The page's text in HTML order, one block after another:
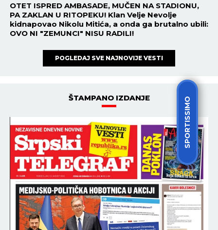
SPORTISSIMO
OTET ISPRED AMBASADE, MUČEN NA STADIONU,
PA ZAKLAN U RITOPEKU! Klan Velje Nevolje
kidnapovao Nikolu Mitića, a onda ga brutalno ubili:
OVO NI "ZEMUNCI" NISU RADILI!
POGLEDAJ SVE NAJNOVIJE VESTI
ŠTAMPANO IZDANJE